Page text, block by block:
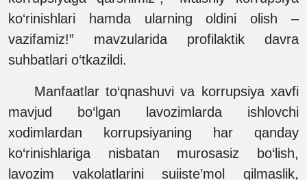
ko‘rinishlari hamda ularning oldini olish –
vazifamiz!” mavzularida profilaktik davra
suhbatlari o‘tkazildi.
Manfaatlar to‘qnashuvi va korrupsiya xavfi
mavjud bo‘lgan lavozimlarda ishlovchi
xodimlardan korrupsiyaning har qanday
ko‘rinishlariga nisbatan murosasiz bo‘lish,
lavozim vakolatlarini suiiste’mol qilmaslik,